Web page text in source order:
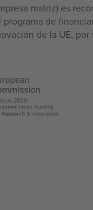
matriz) es
de
de la UE, por